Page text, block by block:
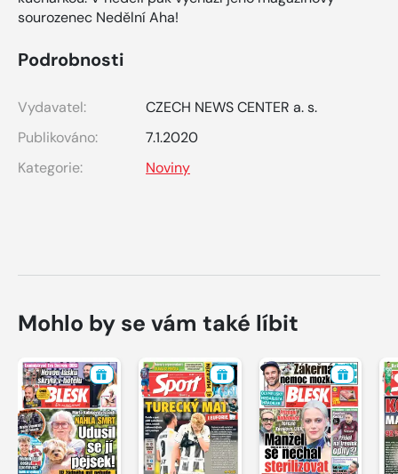
sourozenec Nedělní Aha!
Podrobnosti
Vydavatel:
CZECH NEWS CENTER a. s.
Publikováno:
7.1.2020
Kategorie:
Noviny
Mohlo by se vám také líbit